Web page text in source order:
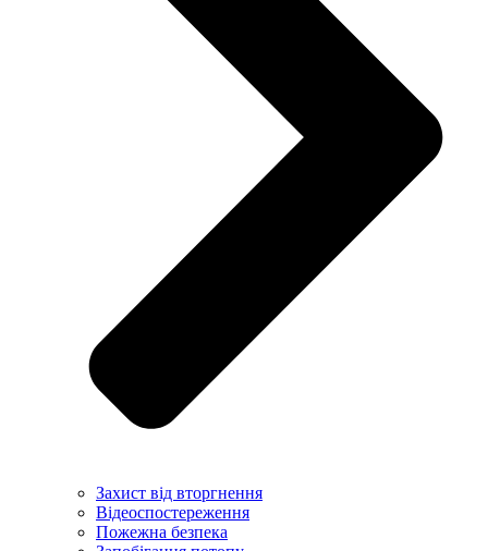
Захист від вторгнення
Відеоспостереження
Пожежна безпека